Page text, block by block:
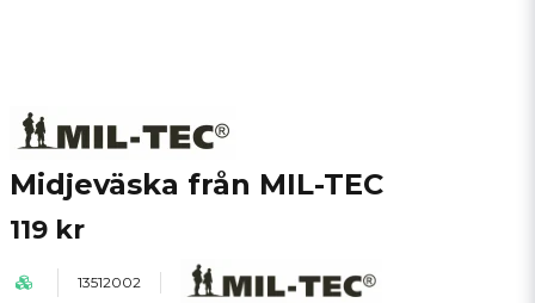
Midjeväska från MIL-TEC
119 kr
13512002